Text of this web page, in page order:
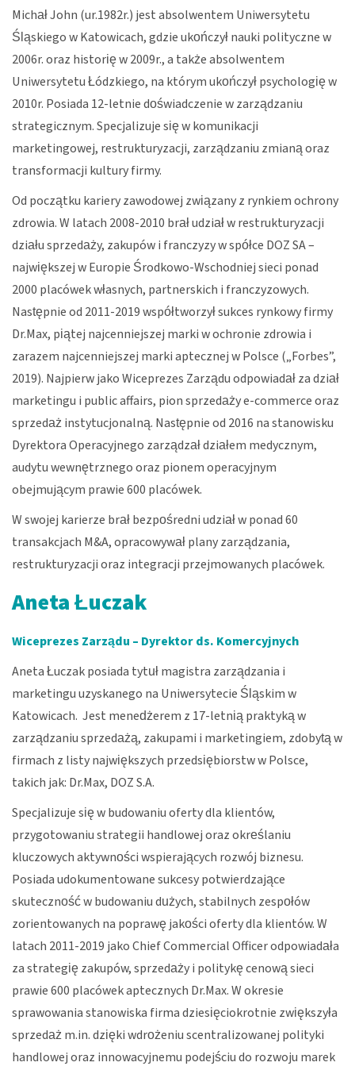
Michał John (ur.1982r.) jest absolwentem Uniwersytetu
Śląskiego w Katowicach, gdzie ukończył nauki polityczne w
2006r. oraz historię w 2009r., a także absolwentem
Uniwersytetu Łódzkiego, na którym ukończył psychologię w
2010r. Posiada 12-letnie doświadczenie w zarządzaniu
strategicznym. Specjalizuje się w komunikacji
marketingowej, restrukturyzacji, zarządzaniu zmianą oraz
transformacji kultury firmy.
Od początku kariery zawodowej związany z rynkiem ochrony
zdrowia. W latach 2008-2010 brał udział w restrukturyzacji
działu sprzedaży, zakupów i franczyzy w spółce DOZ SA –
największej w Europie Środkowo-Wschodniej sieci ponad
2000 placówek własnych, partnerskich i franczyzowych.
Następnie od 2011-2019 współtworzył sukces rynkowy firmy
Dr.Max, piątej najcenniejszej marki w ochronie zdrowia i
zarazem najcenniejszej marki aptecznej w Polsce („Forbes”,
2019). Najpierw jako Wiceprezes Zarządu odpowiadał za dział
marketingu i public affairs, pion sprzedaży e-commerce oraz
sprzedaż instytucjonalną. Następnie od 2016 na stanowisku
Dyrektora Operacyjnego zarządzał działem medycznym,
audytu wewnętrznego oraz pionem operacyjnym
obejmującym prawie 600 placówek.
W swojej karierze brał bezpośredni udział w ponad 60
transakcjach M&A, opracowywał plany zarządzania,
restrukturyzacji oraz integracji przejmowanych placówek.
Aneta Łuczak
Wiceprezes Zarządu – Dyrektor ds. Komercyjnych
Aneta Łuczak posiada tytuł magistra zarządzania i
marketingu uzyskanego na Uniwersytecie Śląskim w
Katowicach. Jest menedżerem z 17-letnią praktyką w
zarządzaniu sprzedażą, zakupami i marketingiem, zdobytą w
firmach z listy największych przedsiębiorstw w Polsce,
takich jak: Dr.Max, DOZ S.A.
Specjalizuje się w budowaniu oferty dla klientów,
przygotowaniu strategii handlowej oraz określaniu
kluczowych aktywności wspierających rozwój biznesu.
Posiada udokumentowane sukcesy potwierdzające
skuteczność w budowaniu dużych, stabilnych zespołów
zorientowanych na poprawę jakości oferty dla klientów. W
latach 2011-2019 jako Chief Commercial Officer odpowiadała
za strategię zakupów, sprzedaży i politykę cenową sieci
prawie 600 placówek aptecznych Dr.Max. W okresie
sprawowania stanowiska firma dziesięciokrotnie zwiększyła
sprzedaż m.in. dzięki wdrożeniu scentralizowanej polityki
handlowej oraz innowacyjnemu podejściu do rozwoju marek